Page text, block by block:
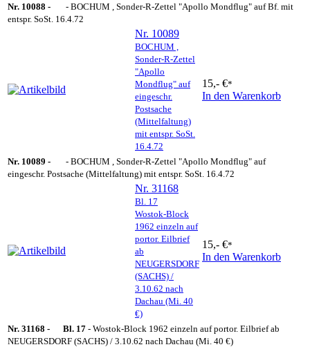
Nr. 10088 -
- BOCHUM , Sonder-R-Zettel "Apollo Mondflug" auf Bf. mit
entspr. SoSt. 16.4.72
Nr. 10089
BOCHUM ,
Sonder-R-Zettel
"Apollo
Mondflug" auf
eingeschr.
Postsache
(Mittelfaltung)
mit entspr. SoSt.
16.4.72
15,- €*
In den Warenkorb
Nr. 10089 -
- BOCHUM , Sonder-R-Zettel "Apollo Mondflug" auf
eingeschr. Postsache (Mittelfaltung) mit entspr. SoSt. 16.4.72
Nr. 31168
Bl. 17
Wostok-Block
1962 einzeln auf
portor. Eilbrief
ab
NEUGERSDORF
(SACHS) /
3.10.62 nach
Dachau (Mi. 40
€)
15,- €*
In den Warenkorb
Nr. 31168 - Bl. 17 - Wostok-Block 1962 einzeln auf portor. Eilbrief ab
NEUGERSDORF (SACHS) / 3.10.62 nach Dachau (Mi. 40 €)